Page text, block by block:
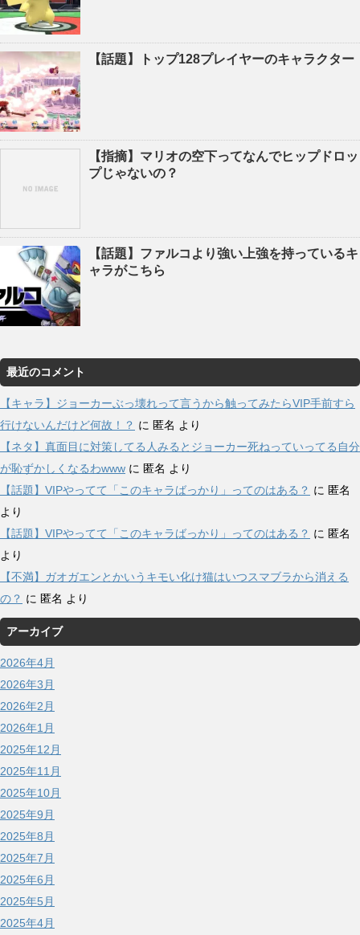
【話題】トップ128プレイヤーのキャラクター
【指摘】マリオの空下ってなんでヒップドロッ
プじゃないの？
【話題】ファルコより強い上強を持っているキ
ャラがこちら
最近のコメント
【キャラ】ジョーカーぶっ壊れって言うから触ってみたらVIP手前すら
行けないんだけど何故！？ に 匿名 より
【ネタ】真面目に対策してる人みるとジョーカー死ねっていってる自分
が恥ずかしくなるわwww に 匿名 より
【話題】VIPやってて「このキャラばっかり」ってのはある？ に 匿名
より
【話題】VIPやってて「このキャラばっかり」ってのはある？ に 匿名
より
【不満】ガオガエンとかいうキモい化け猫はいつスマブラから消える
の？ に 匿名 より
アーカイブ
2026年4月
2026年3月
2026年2月
2026年1月
2025年12月
2025年11月
2025年10月
2025年9月
2025年8月
2025年7月
2025年6月
2025年5月
2025年4月